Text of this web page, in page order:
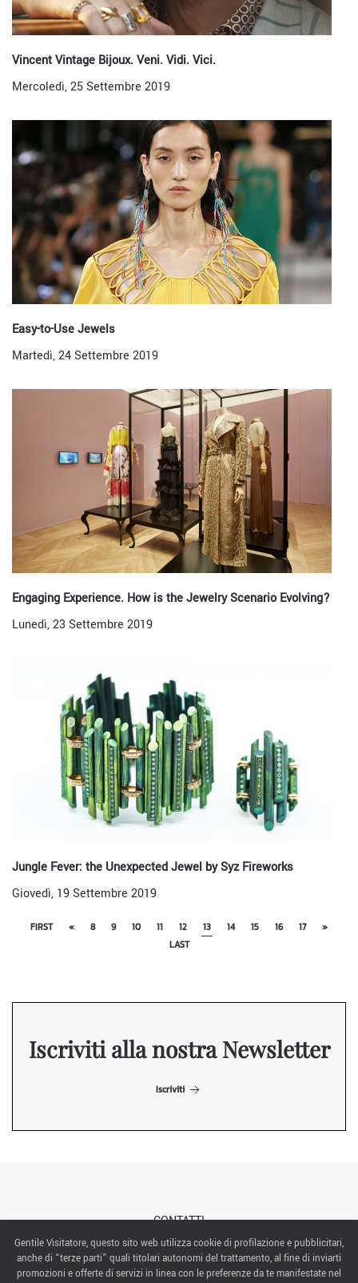
Vincent Vintage Bijoux. Veni. Vidi. Vici.
Mercoledì, 25 Settembre 2019
Easy-to-Use Jewels
Martedì, 24 Settembre 2019
Engaging Experience. How is the Jewelry Scenario Evolving?
Lunedì, 23 Settembre 2019
Jungle Fever: the Unexpected Jewel by Syz Fireworks
Giovedì, 19 Settembre 2019
FIRST « 8 9 10 11 12 13 14 15 16 17
»
LAST
Iscriviti alla nostra Newsletter
Iscriviti
CONTATTI
ABOUT US
Gentile Visitatore, questo sito web utilizza cookie di profilazione e pubblicitari,
anche di “terze parti” quali titolari autonomi del trattamento, al fine di inviarti
promozioni e offerte di servizi in linea con le preferenze da te manifestate nel